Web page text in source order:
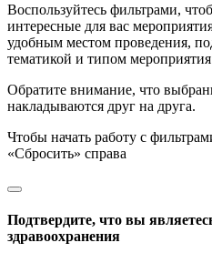
Воспользуйтесь фильтрами,
интересные для вас
удобным местом проведения,
тематикой и типом
Обратите внимание, что
накладываются друг на друга.
Чтобы начать работу с
«Сбросить» справа
Подтвердите, что вы
здравоохранения